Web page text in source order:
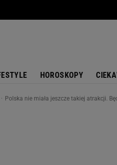
HOROSKOPY
Polska nie miała jeszcze takiej atrakcji.